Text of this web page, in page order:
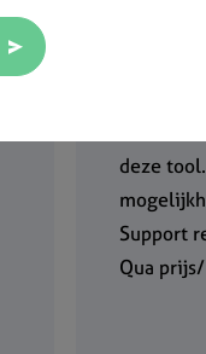
deze
Support
Qua